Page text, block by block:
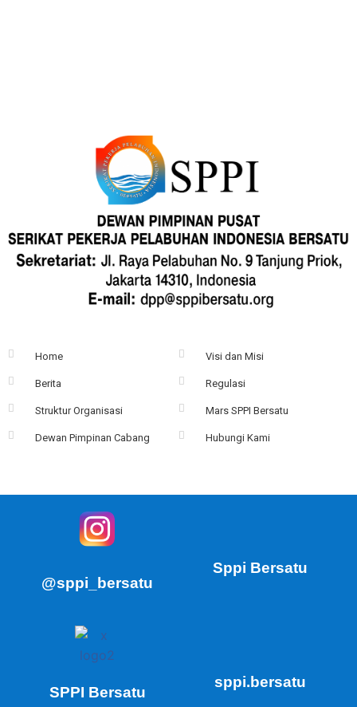
Home
Berita
Struktur Organisasi
Dewan Pimpinan Cabang
Visi dan Misi
Regulasi
Mars SPPI Bersatu
Hubungi Kami
@sppi_bersatu
Sppi Bersatu
SPPI Bersatu
sppi.bersatu